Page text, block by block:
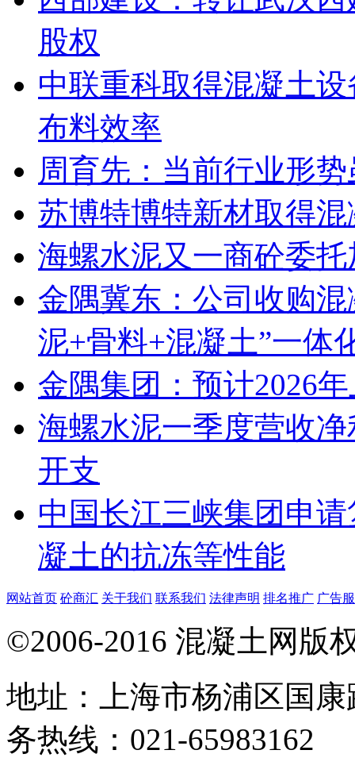
股权
中联重科取得混凝土
布料效率
周育先：当前行业形
苏博特博特新材取得
海螺水泥又一商砼委
金隅冀东：公司收购
泥+骨料+混凝土”一体
金隅集团：预计2026
海螺水泥一季度营收
开支
中国长江三峡集团申
凝土的抗冻等性能
网站首页 砼商汇 关于我们 联系我们 法律声明 排名推广 广告
©2006-2016 混凝土网版
地址：上海市杨浦区国
务热线：021-65983162